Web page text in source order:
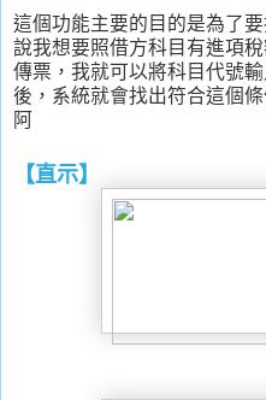
這個功能主要的目的是為了
說我想要照借方科目有進項
傳票，我就可以將科目代號
後，系統就會找出符合這個
阿
【直示】